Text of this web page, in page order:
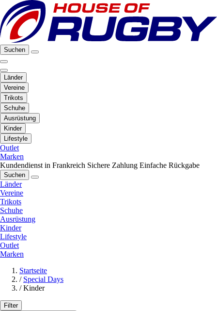
Suchen
Länder
Vereine
Trikots
Schuhe
Ausrüstung
Kinder
Lifestyle
Outlet
Marken
Kundendienst in Frankreich Sichere Zahlung Einfache Rückgabe
Suchen
Länder
Vereine
Trikots
Schuhe
Ausrüstung
Kinder
Lifestyle
Outlet
Marken
Startseite
/ Special Days
/ Kinder
Filter